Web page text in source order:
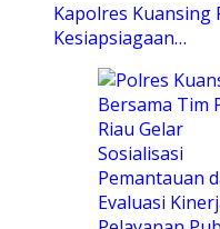
Kapolres Kuansing
Kesiapsiagaan…